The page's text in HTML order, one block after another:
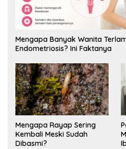
Mengapa Banyak Wanita
Endometriosis? Ini Faktanya
Mengapa Rayap Sering
Kembali Meski Sudah
Dibasmi?